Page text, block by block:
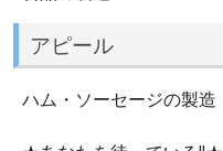
アピール
ハム・ソーセージの製造